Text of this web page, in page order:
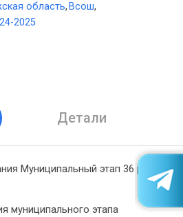
область, Всош,
2025
Детали
Муниципальный этап 36 регион
муниципального этапа